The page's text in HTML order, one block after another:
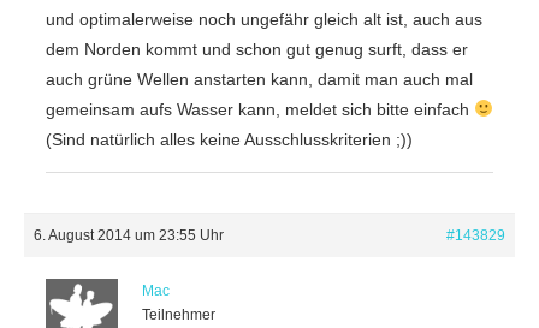
und optimalerweise noch ungefähr gleich alt ist, auch aus
dem Norden kommt und schon gut genug surft, dass er
auch grüne Wellen anstarten kann, damit man auch mal
gemeinsam aufs Wasser kann, meldet sich bitte einfach
(Sind natürlich alles keine Ausschlusskriterien ;))
6. August 2014 um 23:55 Uhr #143829
Mac
Teilnehmer